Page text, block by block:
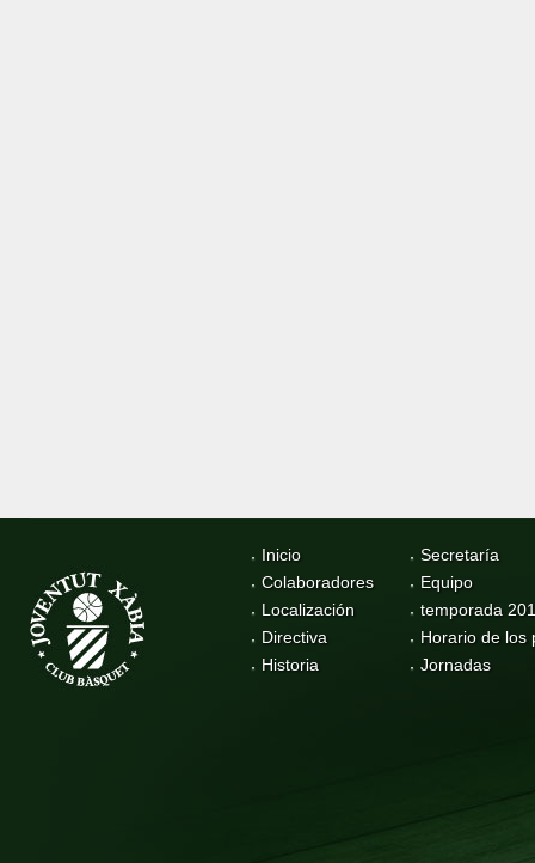
Inicio
Colaboradores
Localización
Directiva
Historia
Secretaría
Equipo
temporada
Horario de los
Jornadas